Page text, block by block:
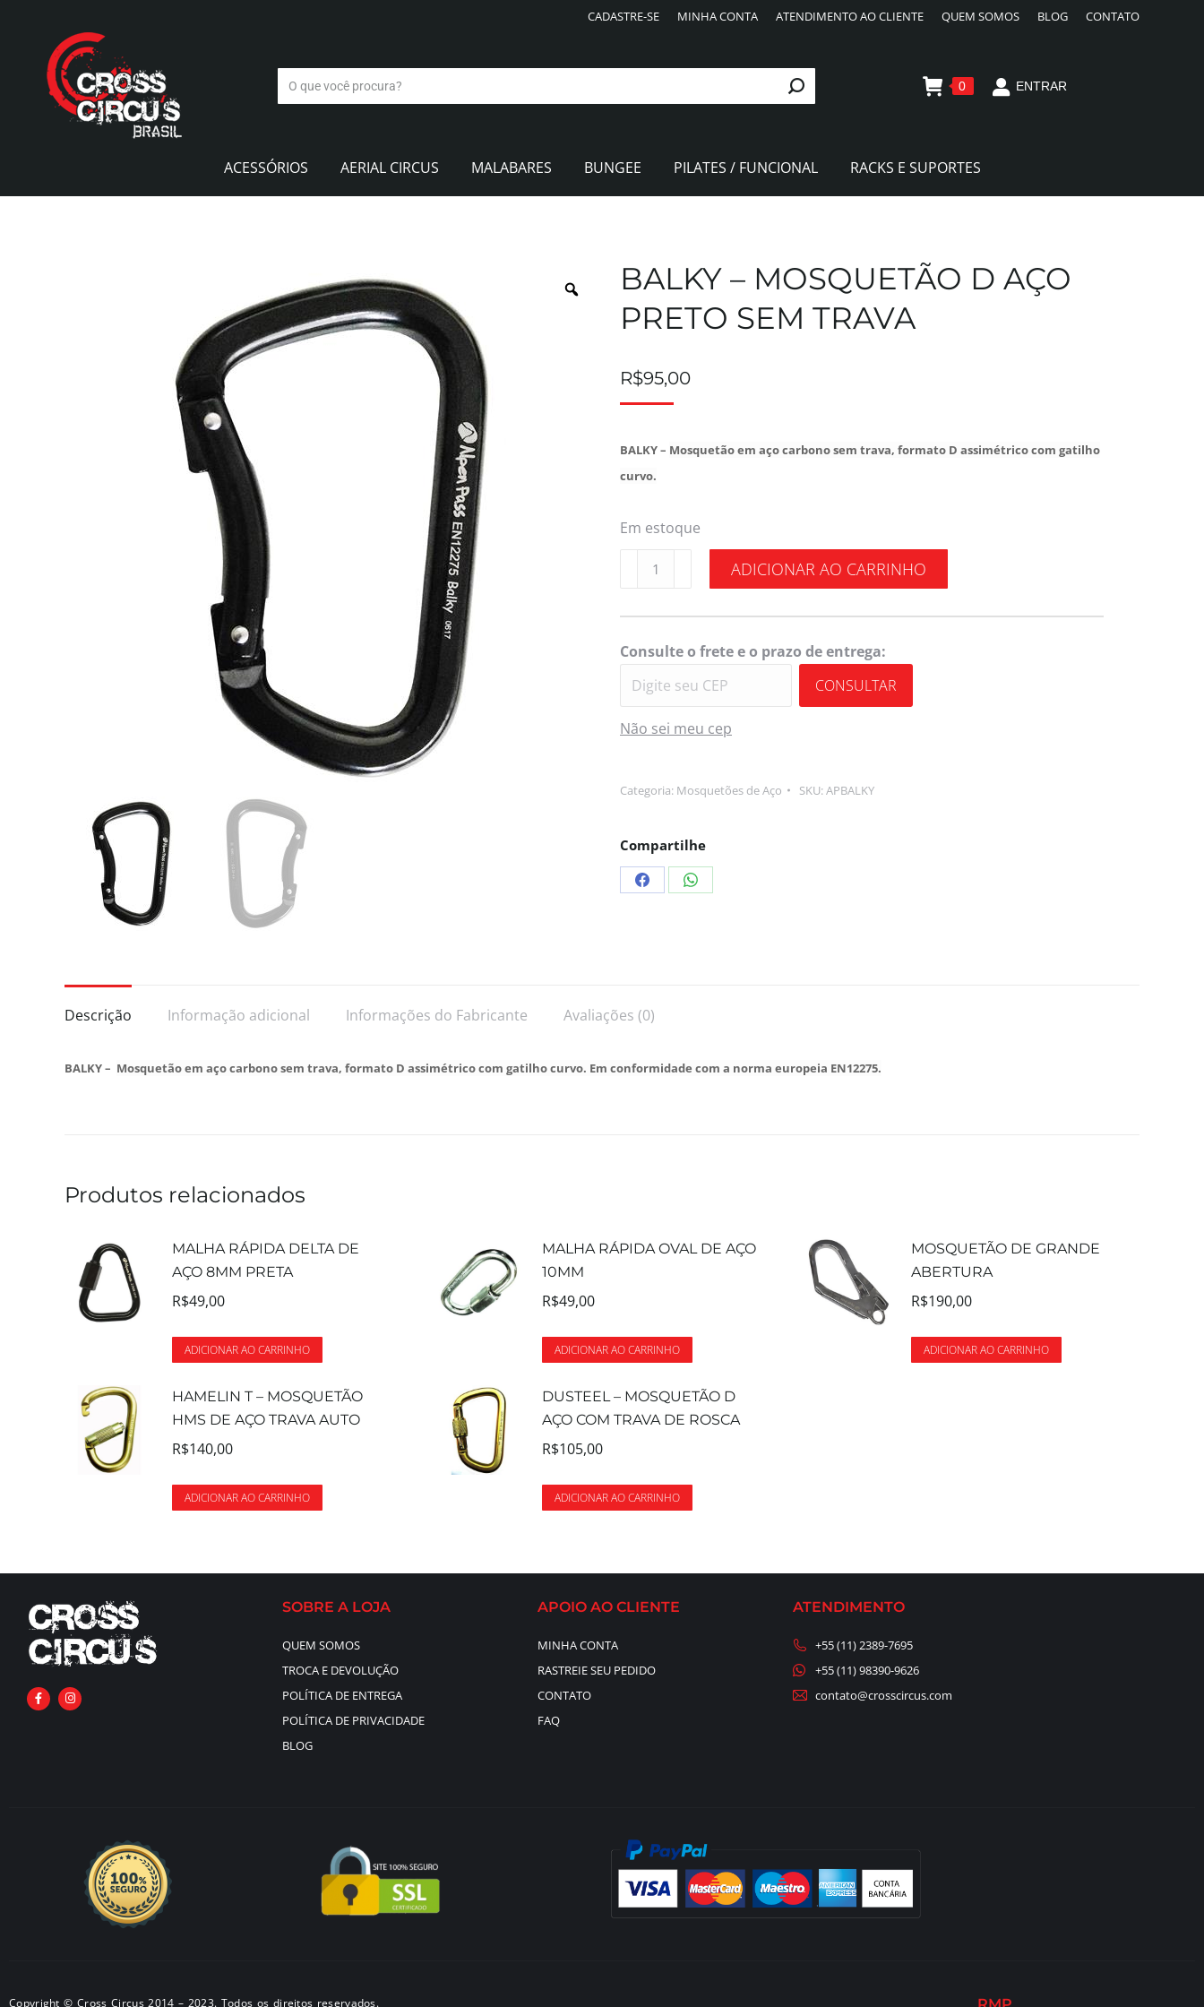
CADASTRE-SE MINHA CONTA ATENDIMENTO AO CLIENTE QUEM SOMOS BLOG CONTATO
0 ENTRAR
ACESSÓRIOS AERIAL CIRCUS MALABARES BUNGEE PILATES / FUNCIONAL RACKS E SUPORTES
BALKY – MOSQUETÃO D AÇO
PRETO SEM TRAVA
R$95,00
BALKY – Mosquetão em aço carbono sem trava, formato D assimétrico com gatilho
curvo.
Em estoque
ADICIONAR AO CARRINHO
Consulte o frete e o prazo de entrega:
CONSULTAR
Não sei meu cep
Categoria: Mosquetões de Aço SKU:APBALKY
Compartilhe
Descrição Informação adicional Informações do Fabricante Avaliações (0)
BALKY – Mosquetão em aço carbono sem trava, formato D assimétrico com gatilho curvo. Em conformidade com a norma europeia EN12275.
Produtos relacionados
MALHA RÁPIDA DELTA DE
AÇO 8MM PRETA
R$49,00
ADICIONAR AO CARRINHO
MALHA RÁPIDA OVAL DE AÇO
10MM
R$49,00
ADICIONAR AO CARRINHO
MOSQUETÃO DE GRANDE
ABERTURA
R$190,00
ADICIONAR AO CARRINHO
HAMELIN T – MOSQUETÃO
HMS DE AÇO TRAVA AUTO
R$140,00
ADICIONAR AO CARRINHO
DUSTEEL – MOSQUETÃO D
AÇO COM TRAVA DE ROSCA
R$105,00
ADICIONAR AO CARRINHO
SOBRE A LOJA
QUEM SOMOS
TROCA E DEVOLUÇÃO
POLÍTICA DE ENTREGA
POLÍTICA DE PRIVACIDADE
BLOG
APOIO AO CLIENTE
MINHA CONTA
RASTREIE SEU PEDIDO
CONTATO
FAQ
ATENDIMENTO
+55 (11) 2389-7695
+55 (11) 98390-9626
contato@crosscircus.com
Copyright © Cross Circus 2014 – 2023. Todos os direitos reservados.